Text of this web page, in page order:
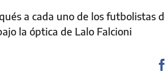
a cada uno de los futbolistas
la óptica de Lalo Falcioni